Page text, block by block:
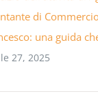
di
una guida
27, 2025